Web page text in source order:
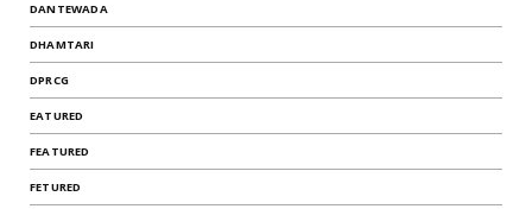
DANTEWADA
DHAMTARI
DPRCG
EATURED
FEATURED
FETURED